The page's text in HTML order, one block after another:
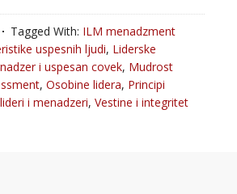
Tagged With: ILM menadzment
uspesnih ljudi, Liderske
i uspesan covek, Mudrost
, Osobine lidera, Principi
i menadzeri, Vestine i integritet